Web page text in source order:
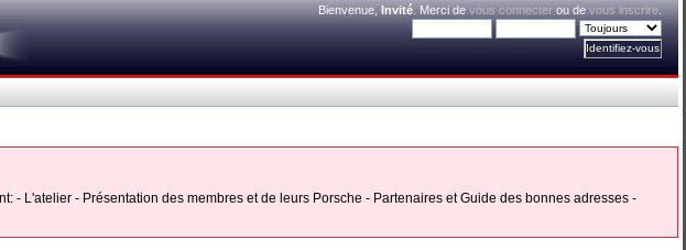
Bienvenue,Invité . Merci devous connecter ou devous inscrire
- L'atelier - Présentation des membres et de leurs Porsche - Partenaires et Guide des bonnes adresses -